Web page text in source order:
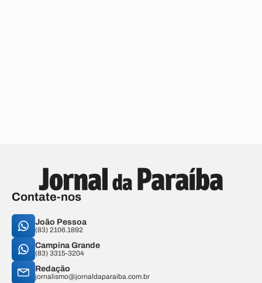
Contate-nos
João Pessoa
(83) 2106.1892
Campina Grande
(83) 3315-3204
Redação
jornalismo@jornaldaparaiba.com.br